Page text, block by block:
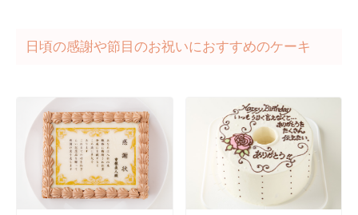
日頃の感謝や節目のお祝いにおすすめのケーキ